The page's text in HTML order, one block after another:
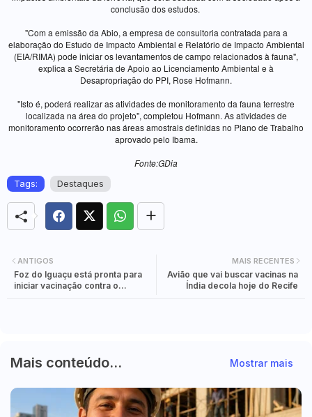
conclusão dos estudos.
"Com a emissão da Abio, a empresa de consultoria contratada para a
elaboração do Estudo de Impacto Ambiental e Relatório de Impacto Ambiental
(EIA/RIMA) pode iniciar os levantamentos de campo relacionados à fauna",
explica a Secretária de Apoio ao Licenciamento Ambiental e à
Desapropriação do PPI, Rose Hofmann.
"Isto é, poderá realizar as atividades de monitoramento da fauna terrestre
localizada na área do projeto", completou Hofmann. As atividades de
monitoramento ocorrerão nas áreas amostrais definidas no Plano de Trabalho
aprovado pelo Ibama.
Fonte:GDia
Tags: Destaques
MAIS RECENTES
Avião que vai buscar vacinas na
Índia decola hoje do Recife
ANTIGOS
Foz do Iguaçu está pronta para
iniciar vacinação contra o
Mais conteúdo... Mostrar mais